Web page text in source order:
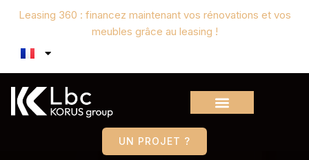
Leasing 360 : financez maintenant vos rénovations et vos
meubles grâce au leasing !
UN PROJET ?